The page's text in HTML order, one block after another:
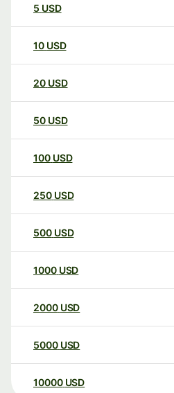
5 USD
10 USD
20 USD
50 USD
100 USD
250 USD
500 USD
1000 USD
2000 USD
5000 USD
10000 USD